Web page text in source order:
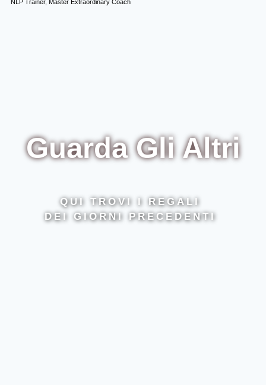
NLP Trainer, Master Extraordinary Coach
Guarda Gli Altri
QUI TROVI I REGALI
DEI GIORNI PRECEDENTI